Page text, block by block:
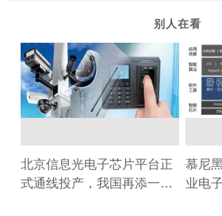
别人在看
北京信息光电子芯片平台正
式通线投产，我国再添一条
慕尼
业电